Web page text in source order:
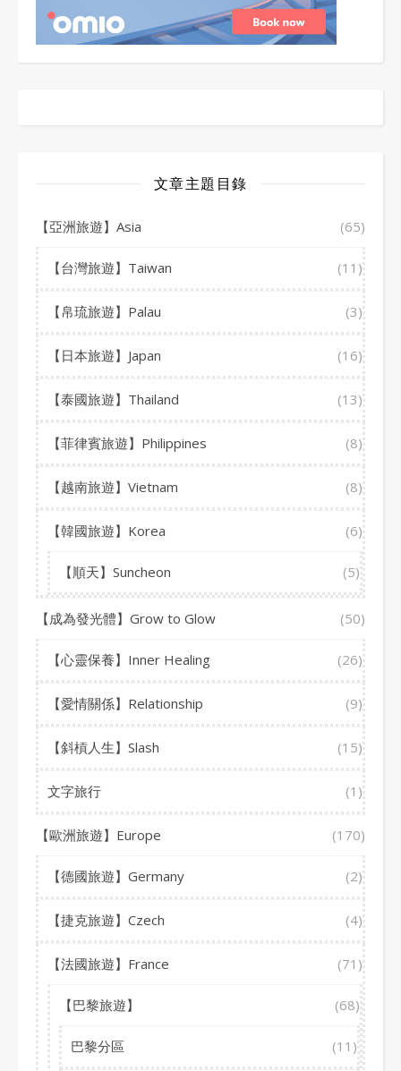
文章主題目錄
【亞洲旅遊】Asia (65)
【台灣旅遊】Taiwan (11)
【帛琉旅遊】Palau (3)
【日本旅遊】Japan (16)
【泰國旅遊】Thailand (13)
【菲律賓旅遊】Philippines (8)
【越南旅遊】Vietnam (8)
【韓國旅遊】Korea (6)
【順天】Suncheon (5)
【成為發光體】Grow to Glow (50)
【心靈保養】Inner Healing (26)
【愛情關係】Relationship (9)
【斜槓人生】Slash (15)
文字旅行 (1)
【歐洲旅遊】Europe (170)
【德國旅遊】Germany (2)
【捷克旅遊】Czech (4)
【法國旅遊】France (71)
【巴黎旅遊】 (68)
巴黎分區 (11)